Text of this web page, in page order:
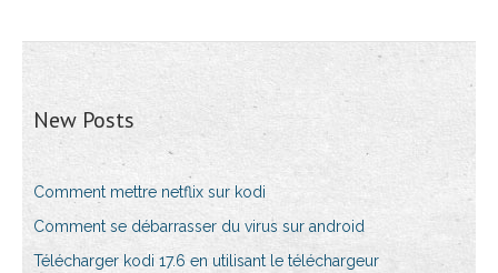
New Posts
Comment mettre netflix sur kodi
Comment se débarrasser du virus sur android
Télécharger kodi 17.6 en utilisant le téléchargeur